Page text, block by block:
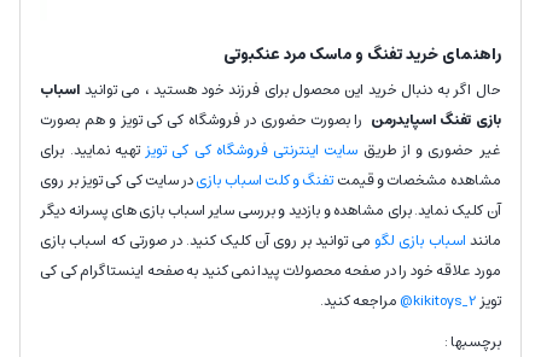
راهنمای خرید تفنگ و ماسک مرد عنکبوتی
حال اگر به دنبال خرید این محصول برای فرزند خود هستید ، می توانیداسباب
بازی تفنگ اسپایدرمن را بصورت حضوری در فروشگاه کی کی تویز و هم بصورت
غیر حضوری و از طریق سایت اینترنتی فروشگاه کی کی تویزتهیه نمایید. برای
مشاهده مشخصات و قیمتتفنگ و کلت اسباب بازیدر سایت کی کی تویز بر روی
آن کلیک نماید. برای مشاهده و بازدید و بررسی سایر اسباب بازی های پسرانه دیگر
ماننداسباب بازی لگومی توانید بر روی آن کلیک کنید. در صورتی که اسباب بازی
مورد علاقه خود را در صفحه محصولات پیدا نمی کنید به صفحه اینستاگرام کی کی
تویزkikitoys_2@
مراجعه کنید.
برچسبها :